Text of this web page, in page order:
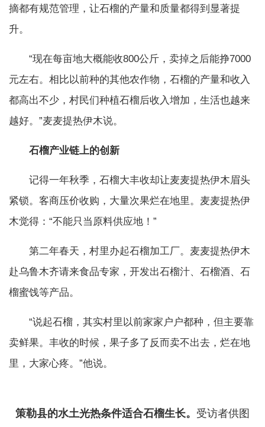
摘都有规范管理，让石榴的产量和质量都得到显著提
升。
“现在每亩地大概能收800公斤，卖掉之后能挣7000
元左右。相比以前种的其他农作物，石榴的产量和收入
都高出不少，村民们种植石榴后收入增加，生活也越来
越好。”麦麦提热伊木说。
石榴产业链上的创新
记得一年秋季，石榴大丰收却让麦麦提热伊木眉头
紧锁。客商压价收购，大量次果烂在地里。麦麦提热伊
木觉得：“不能只当原料供应地！”
第二年春天，村里办起石榴加工厂。麦麦提热伊木
赴乌鲁木齐请来食品专家，开发出石榴汁、石榴酒、石
榴蜜饯等产品。
“说起石榴，其实村里以前家家户户都种，但主要靠
卖鲜果。丰收的时候，果子多了反而卖不出去，烂在地
里，大家心疼。”他说。
策勒县的水土光热条件适合石榴生长。 受访者供图